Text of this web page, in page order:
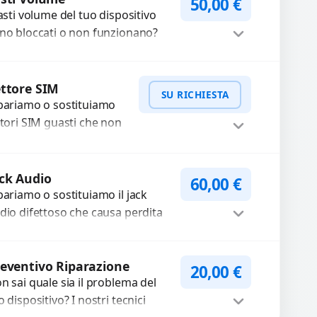
di...
volume del tuo dispositivo
bloccati o non funzionano?
50,00€
SIM
o sostituiamo
SIM guasti che non
ricambi testati
SU RICHIESTA
Preventivo
Audio
o sostituiamo il jack
difettoso che causa perdita
60,00€
Riparazione
sai quale sia il problema del
dispositivo? I nostri tecnici
20,00€